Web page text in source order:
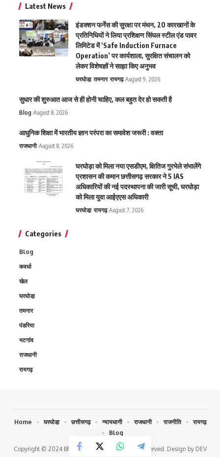
Latest News
इंडक्शन फर्नेस की सुरक्षा पर मंथन, 20 कारखानों के
प्रतिनिधियों ने लिया प्रशिक्षण सिंघल स्टील एंड पावर
लिमिटेड में ‘Safe Induction Furnace
Operation’ पर कार्यशाला, सुरक्षित संचालन को
लेकर विशेषज्ञों ने साझा किए अनुभव
घरघोडा़ तमनार रायगढ़ August 9, 2026
सुधार की शुरुआत आज से ही होनी चाहिए, कल बहुत देर हो सकती है
Blog August 8, 2026
आधुनिक शिक्षा में भारतीय ज्ञान परंपरा का समावेश जरूरी : वक्ता
राजधानी August 8, 2026
घरघोड़ा को मिला नया एसडीएम, क्षितिज गुरभेले संभालेंगे
प्रशासन की कमान छत्तीसगढ़ सरकार ने 5 IAS
अधिकारियों की नई पदस्थापना की जारी सूची, घरघोड़ा
को मिला युवा आईएएस अधिकारी
घरघोडा़ रायगढ़ August 7, 2026
Categories
Blog
कवर्धा
खेल
घरघोडा़
तमनार
पंडरिया
भटगांव
राजधानी
रायगढ़
Copyright © 2024 Bhokochand.com. All Rights Reserved. Design by DEV
Home घरघोडा़ छत्तीसगढ़ न्यायधानी राजधानी राजनीति
रायगढ़
Blog